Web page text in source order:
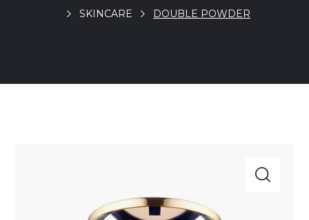
SKINCARE DOUBLE POWDER